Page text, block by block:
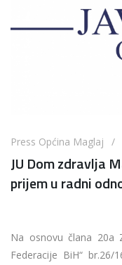
Press Općina Maglaj /
JU Dom zdravlja
prijem u radni
Na osnovu člana 20a
Federacije BiH“